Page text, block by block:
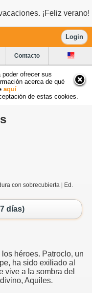
¡Feliz verano!
Login
Contacto
poder ofrecer sus
acerca de qué
aquí
de estas cookies.
con sobrecubierta | Ed.
días)
héroes. Patroclo, un
ha sido exiliado al
vive a la sombra del
Aquiles.